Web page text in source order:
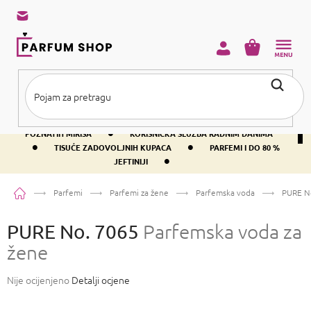
sadržaj
BESPLATNA DOSTAVA IZNAD PRIBLIŽNO 37 € •
400+ SVJETSKI
POZNATIH MIRISA
• KORISNIČKA SLUŽBA RADNIM DANIMA
• TISUĆE ZADOVOLJNIH KUPACA •
PARFEMI I DO 80 %
JEFTINIJI
•
KOŠARICA
PočetnaParfemi Parfemi za žene Parfemska voda PURE
PURE No. 7065 Parfemska voda za
žene
Prosječna
Nije ocijenjeno Detalji ocjene